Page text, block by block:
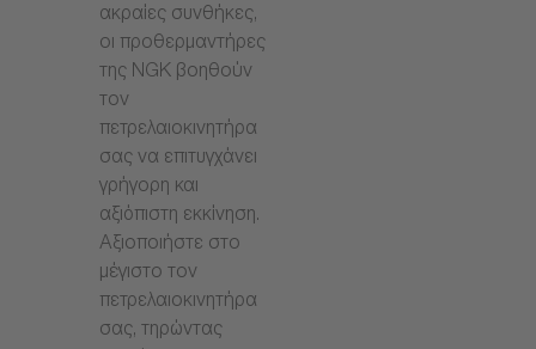
ακραίες συνθήκες,
οι προθερμαντήρες
της NGK βοηθούν
τον
πετρελαιοκινητήρα
σας να επιτυγχάνει
γρήγορη και
αξιόπιστη εκκίνηση.
Αξιοποιήστε στο
μέγιστο τον
πετρελαιοκινητήρα
σας, τηρώντας